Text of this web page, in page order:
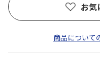
お気
商品について